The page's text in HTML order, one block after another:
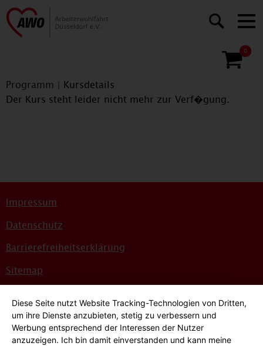
0
Programm
Kursdetails
Der Kurs steht leider nicht mehr zur Verf�gung.
Impressum
Datenschutz
Barrierefreiheitserklärung
Sitemap
Hinweisgeber*innensystem
Cookie-Einstellungen
Diese Seite nutzt Website Tracking-Technologien von Dritten,
um ihre Dienste anzubieten, stetig zu verbessern und
Werbung entsprechend der Interessen der Nutzer
anzuzeigen. Ich bin damit einverstanden und kann meine